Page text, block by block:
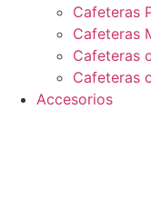
Cafeteras
Cafeteras
Cafeteras
Cafeteras
Accesorios